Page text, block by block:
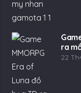
ra
22